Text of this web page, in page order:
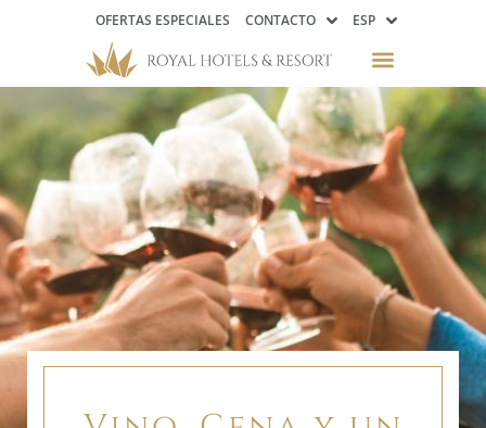
OFERTAS ESPECIALES CONTACTO ESP
Vino, Cena y un Gran
Momento